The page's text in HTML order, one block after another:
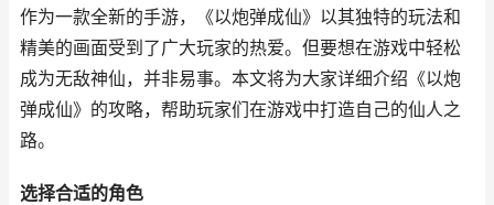
作为一款全新的手游，《以炮弹成仙》以其独特的玩法和
精美的画面受到了广大玩家的热爱。但要想在游戏中轻松
成为无敌神仙，并非易事。本文将为大家详细介绍《以炮
弹成仙》的攻略，帮助玩家们在游戏中打造自己的仙人之
路。
选择合适的角色